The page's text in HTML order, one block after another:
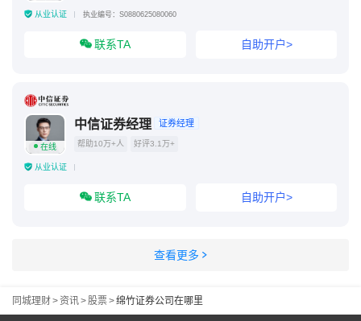
从业认证 执业编号：S0880625080060
联系TA 自助开户>
在线
中信证券经理 证券经理
帮助10万+人 好评3.1万+
从业认证
联系TA 自助开户>
查看更多
同城理财>资讯> 股票>绵竹证券公司在哪里